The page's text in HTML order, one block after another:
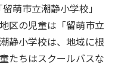
萌市立潮静小学校」
区の児童は「留萌市立
静小学校は、地域に根
たちはスクールバスな